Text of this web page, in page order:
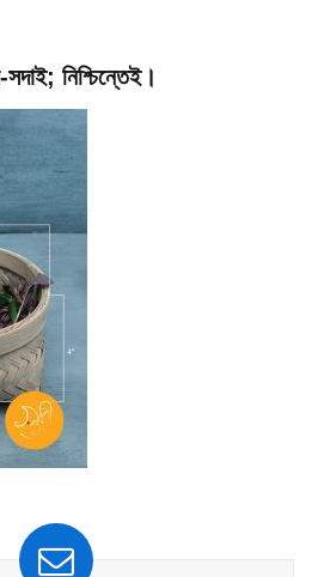
সদাই; নিশ্চিন্তেই।